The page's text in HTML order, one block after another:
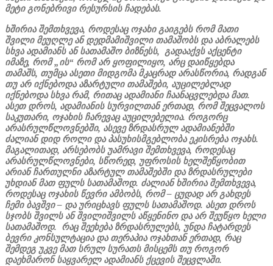
მეტი გონებრივი რესურსის ჩადებას.
ხშირია შემთხვევა, როდესაც ოჯახი გაიგებს რომ მათი
შვილი მეუღლე ან დედმამიშვილი თამაშობს და აბრალებს
სხვა ადამიანს ან სათამაშო ბიზნესს, გადააქვს აქცენტი
იმაზე, რომ „ის“ რომ არ ყოფილიყო, არც დაიწყებდა
თამაშს, თუმცა ასეთი მიდგომა მკაცრად არასწორია, რადგან
თუ არ იქნებოდა აზარტული თამაშები, აუცილებლად
იქნებოდა სხვა რამ, რითაც ადამიანი ჩაანაცვლებდა მათ.
ასეთ დროს, ადამიანის სურვილთან ერთად, რომ შეცვალოს
საკუთარი, ოჯახის ჩარევაც აუცილებელია. როგორც
არასრულწლოვნებში, ასევე ზრდასრულ ადამიანებში
ძალიან დიდ როლი და პასუხისმგებლობა ეკისრება ოჯახს.
მაგალითად, არსებობს უამრავი შემთხვევა, როდესაც
არასრულწლოვნები, სწორედ, უფროსის ხელშეწყობით
არიან ჩართულნი აზარტულ თამაშებში და ზრდასრულები
უხდიან მათ ფულს სათამაშოდ. ძალიან ხშირია შემთხვევა,
როდესაც ოჯახის წევრი ამბობს, რომ – ცუდად არ გახდეს
ჩემი ბავშვი – და ურიცხავს ფულს სათამაშოდ. ასეთ დროს
სჯობს შვილს ან შვილიშვილს აწყენინო და არ შეუწყო ხელი
სათამაშოდ. რაც შეეხება ზრდასრულებს, უნდა ჩატარდეს
ბევრი კონსულტაცია და თერაპია ოჯახთან ერთად, რაც
შემდეგ უკვე მათ სრულ სურათს მისცემს თუ როგორ
დაეხმარონ საყვარელ ადამიანს ქცევის შეცვლაში.